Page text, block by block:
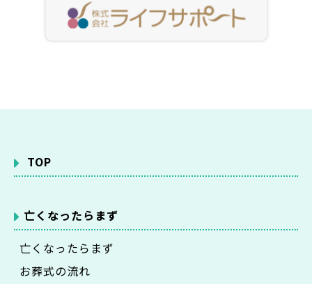
TOP
亡くなったらまず
亡くなったらまず
お葬式の流れ